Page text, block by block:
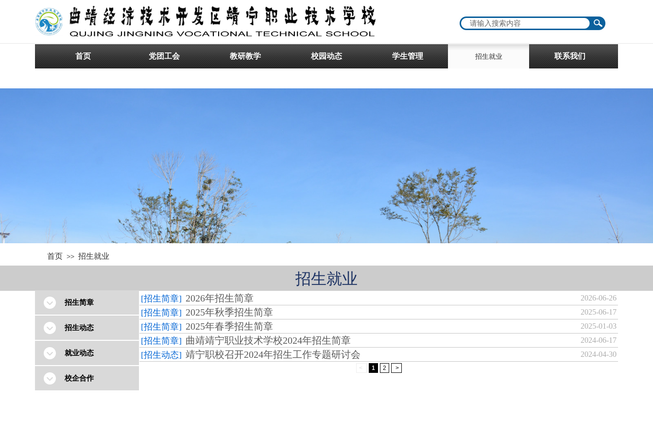
首页 >> 招生就业
招生就业
招生简章
招生动态
就业动态
校企合作
[招生简章] 2026年招生简章 2026-06-26
[招生简章] 2025年秋季招生简章 2025-06-17
[招生简章] 2025年春季招生简章 2025-01-03
[招生简章] 曲靖靖宁职业技术学校2024年招生简章 2024-06-17
[招生动态] 靖宁职校召开2024年招生工作专题研讨会 2024-04-30
< 1 2 >
首页 党团工会 教研教学 校园动态 学生管理 招生就业 联系我们